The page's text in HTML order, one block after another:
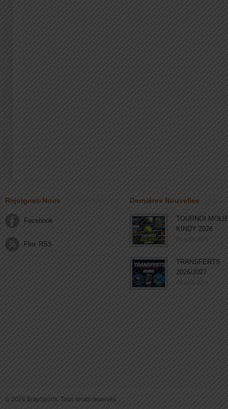
Rejoignez-Nous
Facebook
Flux RSS
Dernières Nouvelles
TOURNOI
KINDY 2026
03 août 2026
TRANSFERTS
2026/2027
03 août 2026
© 2026 BraySports. Tous droits reservés.